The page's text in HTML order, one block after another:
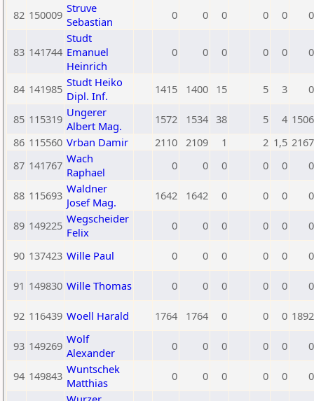
82 150009 Struve
Sebastian
0 0 0 0 0 0
83 141744
Studt
Emanuel
Heinrich
0 0 0 0 0 0
84 141985 Studt Heiko
Dipl. Inf.
1415 1400 15 5 3 0
85 115319 Ungerer
Albert Mag.
1572 1534 38 5 4 1506
86 115560 Vrban Damir 2110 2109 1 2 1,5 2167
87 141767 Wach
Raphael
0 0 0 0 0 0
88 115693 Waldner
Josef Mag.
1642 1642 0 0 0 0
89 149225 Wegscheider
Felix
0 0 0 0 0 0
90 137423 Wille Paul 0 0 0 0 0 0
91 149830 Wille Thomas 0 0 0 0 0 0
92 116439 Woell Harald 1764 1764 0 0 0 1892
93 149269 Wolf
Alexander
0 0 0 0 0 0
94 149843 Wuntschek
Matthias
0 0 0 0 0 0